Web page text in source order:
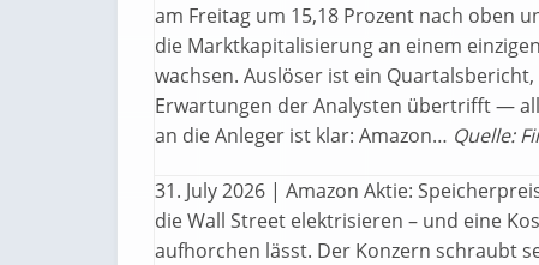
am Freitag um 15,18 Prozent nach oben
die Marktkapitalisierung an einem
wachsen. Auslöser ist ein
Erwartungen der Analysten übertrifft —
an die Anleger ist klar: Amazon… Quelle:
31. July 2026 | Amazon Aktie:
die Wall Street elektrisieren – und eine
aufhorchen lässt. Der Konzern schraubt